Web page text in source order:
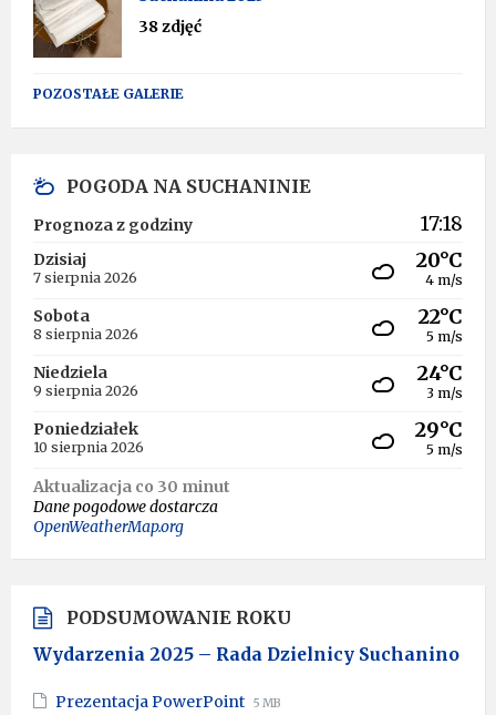
38 zdjęć
POZOSTAŁE GALERIE
POGODA NA SUCHANINIE
Prognoza z godziny 17:18
Dzisiaj
7 sierpnia 2026
20°C
4 m/s
Sobota
8 sierpnia 2026
22°C
5 m/s
Niedziela
9 sierpnia 2026
24°C
3 m/s
Poniedziałek
10 sierpnia 2026
29°C
5 m/s
Aktualizacja co 30 minut
Dane pogodowe dostarcza
OpenWeatherMap.org
PODSUMOWANIE ROKU
Wydarzenia 2025 – Rada Dzielnicy Suchanino
Prezentacja PowerPoint File
File
5 MB